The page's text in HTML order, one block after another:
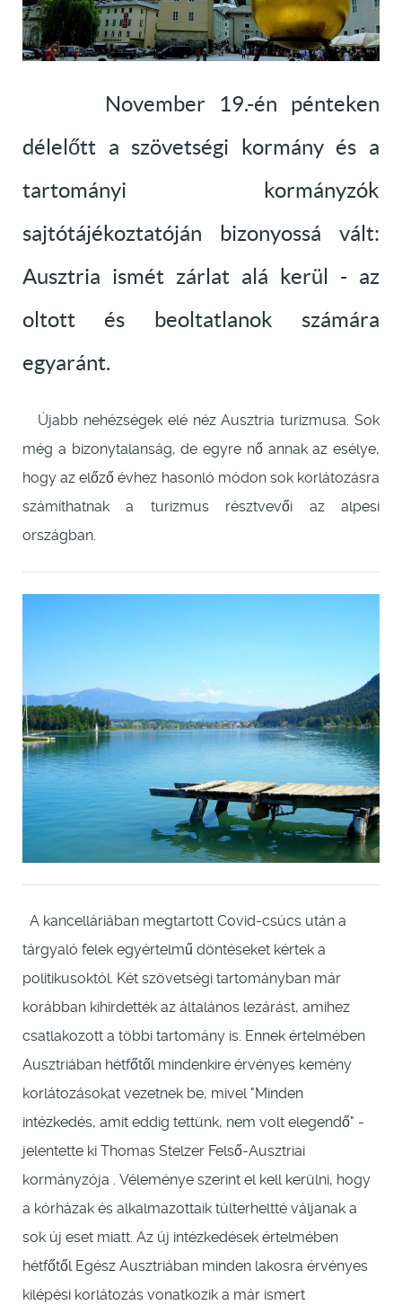
November 19.-én pénteken
délelőtt a szövetségi kormány és a
tartományi kormányzók
sajtótájékoztatóján bizonyossá vált:
Ausztria ismét zárlat alá kerül - az
oltott és beoltatlanok számára
egyaránt.
Újabb nehézségek elé néz Ausztria turizmusa. Sok
még a bizonytalanság, de egyre nő annak az esélye,
hogy az előző évhez hasonló módon sok korlátozásra
számíthatnak a turizmus résztvevői az alpesi
országban.
A kancelláriában megtartott Covid-csúcs után a
tárgyaló felek egyértelmű döntéseket kértek a
politikusoktól. Két szövetségi tartományban már
korábban kihirdették az általános lezárást, amihez
csatlakozott a többi tartomány is. Ennek értelmében
Ausztriában hétfőtől mindenkire érvényes kemény
korlátozásokat vezetnek be, mivel "Minden
intézkedés, amit eddig tettünk, nem volt elegendő" -
jelentette ki Thomas Stelzer Felső-Ausztriai
kormányzója . Véleménye szerint el kell kerülni, hogy
a kórházak és alkalmazottaik túlterheltté váljanak a
sok új eset miatt. Az új intézkedések értelmében
hétfőtől Egész Ausztriában minden lakosra érvényes
kilépési korlátozás vonatkozik a már ismert